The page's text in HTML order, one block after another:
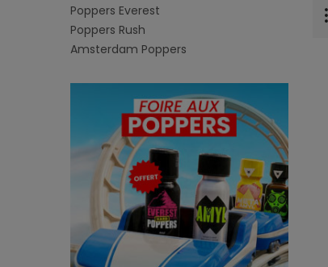
Poppers Everest
Poppers Rush
Amsterdam Poppers